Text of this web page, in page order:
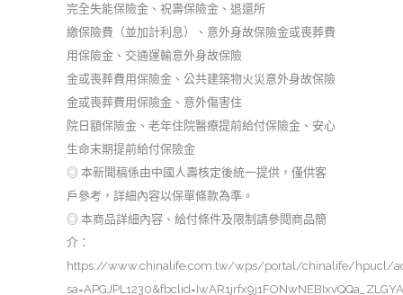
完全失能保險金、祝壽保險金、退還所
繳保險費（並加計利息）、意外身故保險金或喪葬費
用保險金、交通運輸意外身故保險
金或喪葬費用保險金、公共建築物火災意外身故保險
金或喪葬費用保險金、意外傷害住
院日額保險金、老年住院醫療提前給付保險金、安心
生命末期提前給付保險金
◎ 本新聞稿係由中國人壽核定後統一提供，僅供客
戶參考，詳細內容以保單條款為準。
◎ 本商品詳細內容、給付條件及限制請參閱商品簡
介：
https://www.chinalife.com.tw/wps/portal/chinalife/hpucl/